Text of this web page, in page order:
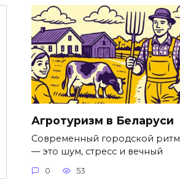
Агротуризм в Беларуси
Современный городской ритм
— это шум, стресс и вечный
0 53